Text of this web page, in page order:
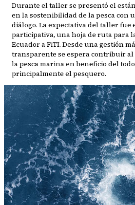
Durante el taller se presentó el
en la sostenibilidad de la pesca con
diálogo. La expectativa del taller fue
participativa, una hoja de ruta para
Ecuador a FiTI. Desde una gestión
transparente se espera contribuir
la pesca marina en beneficio del
principalmente el pesquero.